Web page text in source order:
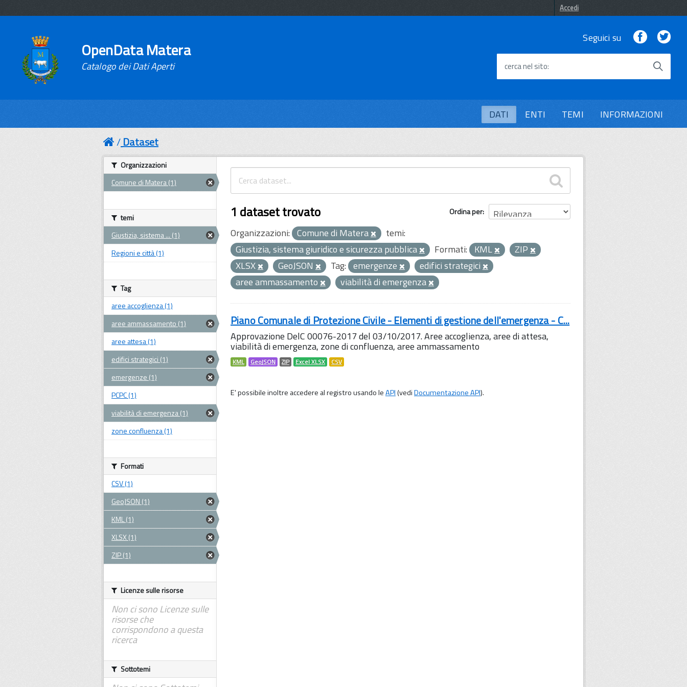
Accedi
OpenData Matera
Catalogo dei Dati Aperti
Seguici su Facebook
cerca nel sito
DATI ENTI TEMI INFORMAZIONI
Dataset
Ordina per
1 dataset trovato
Organizzazioni: Comune di Matera
temi:
Giustizia, sistema giuridico e sicurezza pubblica
Formati: KML
ZIP
XLSX
GeoJSON Tag: emergenze
edifici strategici
aree ammassamento
viabilità di emergenza
Piano Comunale di Protezione Civile - Elementi di gestione dell'emergenza - C...
Approvazione DelC 00076-2017 del 03/10/2017. Aree accoglienza, aree di attesa,
viabilità di emergenza, zone di confluenza, aree ammassamento
KML GeoJSON ZIP Excel XLSX CSV
E' possibile inoltre accedere al registro usando leAPI(vediDocumentazione API).
Organizzazioni
Comune di Matera (1)
temi
Giustizia, sistema ... (1)
Regioni e città (1)
Tag
aree accoglienza (1)
aree ammassamento (1)
aree attesa (1)
edifici strategici (1)
emergenze (1)
PCPC (1)
viabilità di emergenza (1)
zone confluenza (1)
Formati
CSV (1)
GeoJSON (1)
KML (1)
XLSX (1)
ZIP (1)
Licenze sulle risorse
Non ci sono Licenze sulle
risorse che
corrispondono a questa
ricerca
Sottotemi